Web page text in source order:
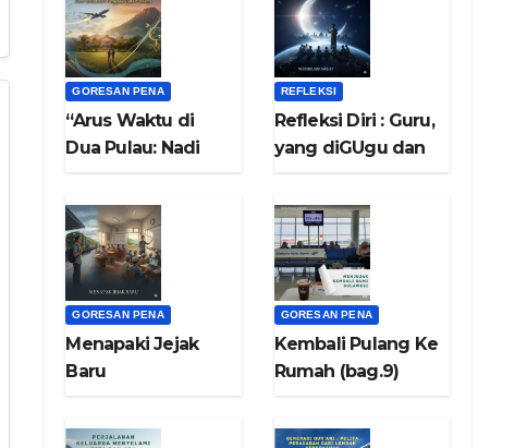
GORESAN PENA
“Arus Waktu di
Dua Pulau: Nadi
Nafas Di Bumi
Jawa”
REFLEKSI
Refleksi Diri : Guru,
yang diGUgu dan
GORESAN PENA
Menapaki Jejak
Baru
GORESAN PENA
Kembali Pulang Ke
Rumah (bag.9)